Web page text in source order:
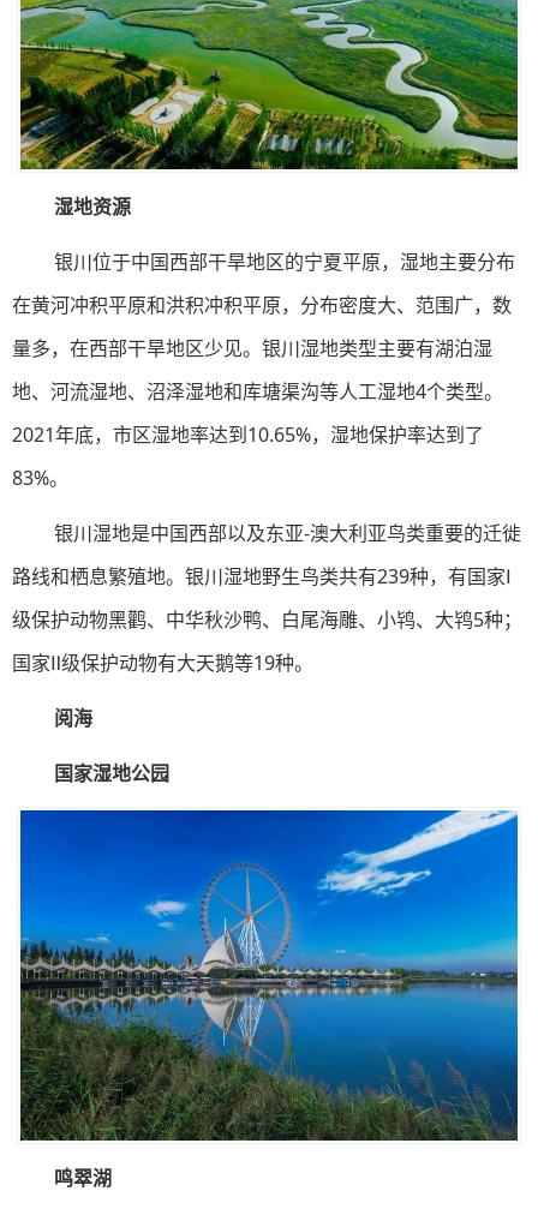
湿地资源
银川位于中国西部干旱地区的宁夏平原，湿地主要分布
在黄河冲积平原和洪积冲积平原，分布密度大、范围广，数
量多，在西部干旱地区少见。银川湿地类型主要有湖泊湿
地、河流湿地、沼泽湿地和库塘渠沟等人工湿地4个类型。
2021年底，市区湿地率达到10.65%，湿地保护率达到了
83%。
银川湿地是中国西部以及东亚-澳大利亚鸟类重要的迁徙
路线和栖息繁殖地。银川湿地野生鸟类共有239种，有国家Ⅰ
级保护动物黑鹳、中华秋沙鸭、白尾海雕、小鸨、大鸨5种；
国家Ⅱ级保护动物有大天鹅等19种。
阅海
国家湿地公园
鸣翠湖